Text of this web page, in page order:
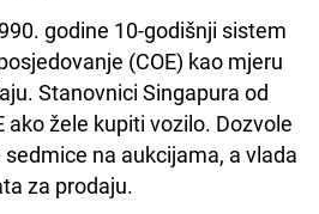
godine 10-godišnji sistem
(COE) kao mjeru
Stanovnici Singapura od
ako žele kupiti vozilo. Dozvole
na aukcijama, a vlada
za prodaju.